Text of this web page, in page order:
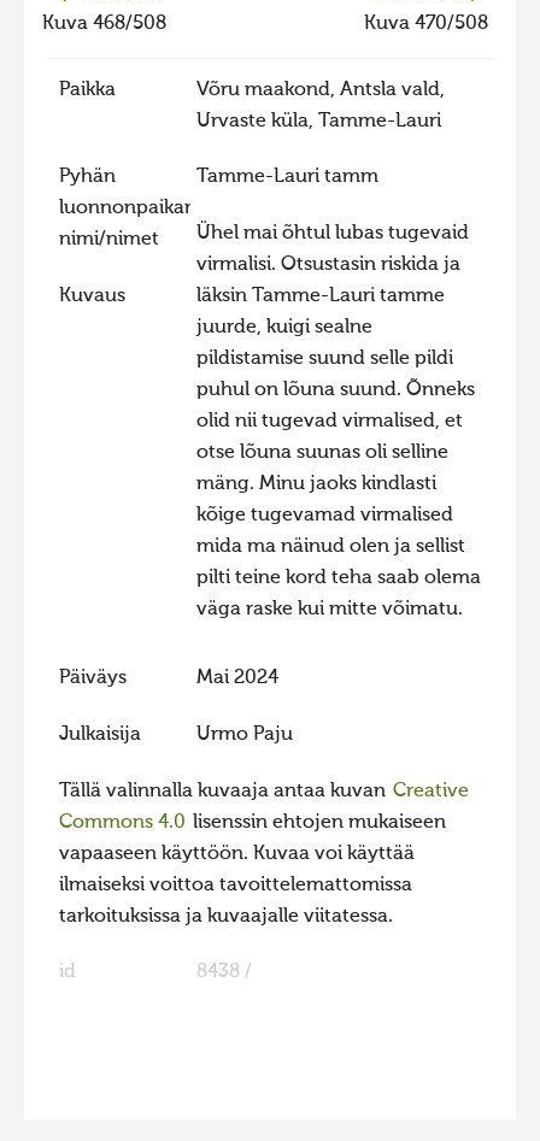
Hiite kuvavõistlus 2015
Hiite kuvavõistlus 2013
Hiite kuvavõistlus 2012
Hiite kuvavõistlus 2011
Hiite kuvavõistlus 2010
Hiite kuvavõistlus 2009
Hiite kuvavõistlus 2008
Kuva 468/508
Kuva 470/508
Paikka
Võru maakond, Antsla vald,
Urvaste küla, Tamme-Lauri
Pyhän
luonnonpaikan
nimi/nimet
Tamme-Lauri tamm
Kuvaus
Ühel mai õhtul lubas tugevaid
virmalisi. Otsustasin riskida ja
läksin Tamme-Lauri tamme
juurde, kuigi sealne
pildistamise suund selle pildi
puhul on lõuna suund. Õnneks
olid nii tugevad virmalised, et
otse lõuna suunas oli selline
mäng. Minu jaoks kindlasti
kõige tugevamad virmalised
mida ma näinud olen ja sellist
pilti teine kord teha saab olema
väga raske kui mitte võimatu.
Päiväys Mai 2024
Julkaisija Urmo Paju
Tällä valinnalla kuvaaja antaa kuvan Creative
Commons 4.0 lisenssin ehtojen mukaiseen
vapaaseen käyttöön. Kuvaa voi käyttää
ilmaiseksi voittoa tavoittelemattomissa
tarkoituksissa ja kuvaajalle viitatessa.
id 8438 /